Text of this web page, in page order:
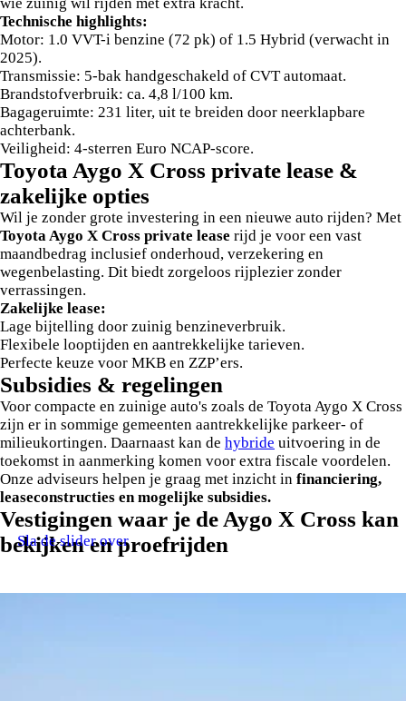
wie zuinig wil rijden met extra kracht.
Technische highlights:
Motor: 1.0 VVT-i benzine (72 pk) of 1.5 Hybrid (verwacht in
2025).
Transmissie: 5-bak handgeschakeld of CVT automaat.
Brandstofverbruik: ca. 4,8 l/100 km.
Bagageruimte: 231 liter, uit te breiden door neerklapbare
achterbank.
Veiligheid: 4-sterren Euro NCAP-score.
Toyota Aygo X Cross private lease &
zakelijke opties
Wil je zonder grote investering in een nieuwe auto rijden? Met
Toyota Aygo X Cross private lease rijd je voor een vast
maandbedrag inclusief onderhoud, verzekering en
wegenbelasting. Dit biedt zorgeloos rijplezier zonder
verrassingen.
Zakelijke lease:
Lage bijtelling door zuinig benzineverbruik.
Flexibele looptijden en aantrekkelijke tarieven.
Perfecte keuze voor MKB en ZZP’ers.
Subsidies & regelingen
Voor compacte en zuinige auto's zoals de Toyota Aygo X Cross
zijn er in sommige gemeenten aantrekkelijke parkeer- of
milieukortingen. Daarnaast kan de hybride uitvoering in de
toekomst in aanmerking komen voor extra fiscale voordelen.
Onze adviseurs helpen je graag met inzicht in financiering,
leaseconstructies en mogelijke subsidies.
Vestigingen waar je de Aygo X Cross kan
bekijken en proefrijden
Sla de slider over